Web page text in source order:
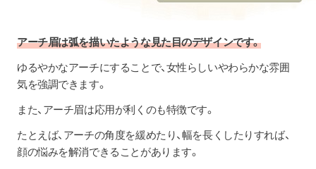
アーチ眉は弧を描いたような見た目のデザインです。
ゆるやかなアーチにすることで、女性らしいやわらかな雰囲
気を強調できます。
また、アーチ眉は応用が利くのも特徴です。
たとえば、アーチの角度を緩めたり、幅を長くしたりすれば、
顔の悩みを解消できることがあります。